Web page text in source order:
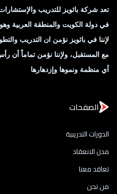
تعد شركة باثويز للتدريب
في دولة الكويت والمنطقة العربية
لإننا في باثويز نؤمن ان التدريب
مع المستقبل، ولإننا نؤمن تماماً أن
أي منظمة ونموها وإزدهارها
الصفحات
الدورات التدريبية
مدن الانعقاد
تعاقد معنا
من نحن